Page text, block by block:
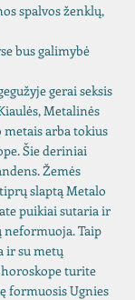
spalvos ženklų,
bus galimybė
gerai seksis
Metalinės
arba tokius
Šie deriniai
Žemės
slaptą Metalo
puikiai sutaria ir
Taip
ir su metų
turite
formuosis Ugnies